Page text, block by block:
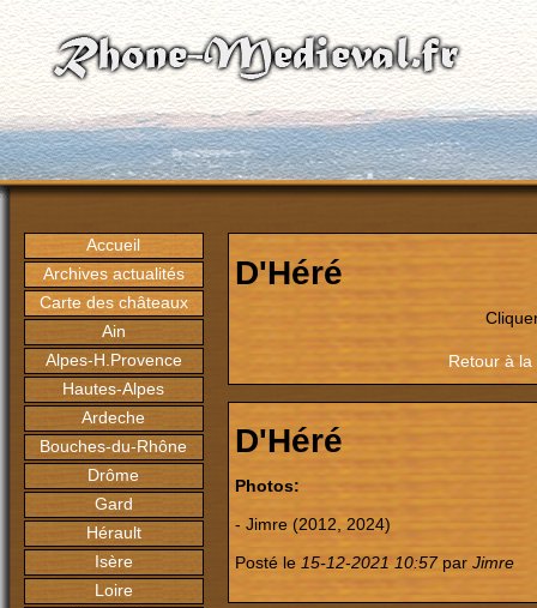
Accueil
Archives actualités
Carte des châteaux
Ain
Alpes-H.Provence
Hautes-Alpes
Ardeche
Bouches-du-Rhône
Drôme
Gard
Hérault
Isère
Loire
D'Héré
Retour à
D'Héré
Photos:
- Jimre (2012, 2024)
Posté le 15-12-2021 10:57par Jimre